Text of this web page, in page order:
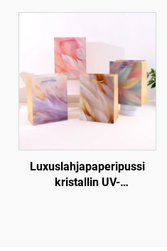
Luxus, uudellen
mukautettavat
Luxuslahjapaperipussi
kristallin UV-